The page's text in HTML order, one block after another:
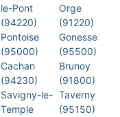
le-Pont
(94220)
Pontoise
(95000)
Cachan
(94230)
Savigny-le-
Temple
Orge
(91220)
Gonesse
(95500)
Brunoy
(91800)
Taverny
(95150)